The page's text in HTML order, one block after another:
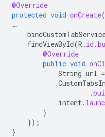
@Override
protected void onCreate(
…
findViewById(R . id .
@Override
public void
String url =
.
intent.
}
});
}